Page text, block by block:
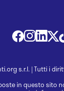
s.r.l. | Tutti i
in questo sito